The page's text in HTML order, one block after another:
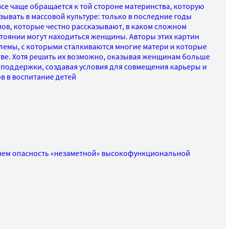
чаще обращается к той стороне материнства, которую
в массовой культуре: только в последние годы
которые честно рассказывают, в каком сложном
могут находиться женщины. Авторы этих картин
с которыми сталкиваются многие матери и которые
Хотя решить их возможно, оказывая женщинам больше
создавая условия для совмещения карьеры и
в воспитание детей
опасность «незаметной» высокофункциональной